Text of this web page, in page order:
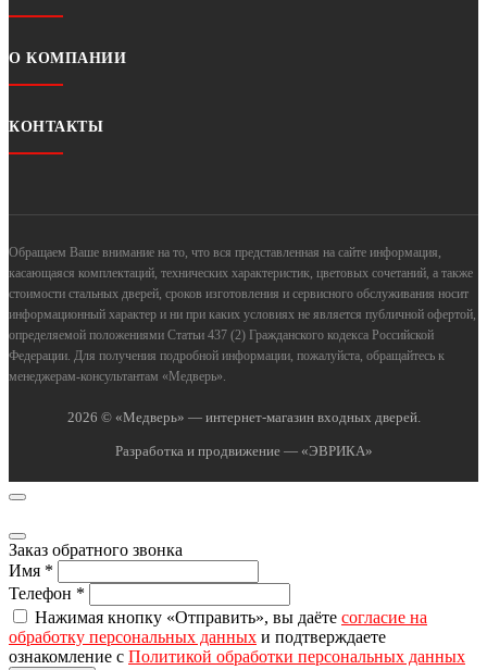
О КОМПАНИИ
КОНТАКТЫ
Обращаем Ваше внимание на то, что вся представленная на сайте информация,
касающаяся комплектаций, технических характеристик, цветовых сочетаний, а также
стоимости стальных дверей, сроков изготовления и сервисного обслуживания носит
информационный характер и ни при каких условиях не является публичной офертой,
определяемой положениями Статьи 437 (2) Гражданского кодекса Российской
Федерации. Для получения подробной информации, пожалуйста, обращайтесь к
менеджерам-консультантам «Медверь».
2026 © «Медверь» — интернет-магазин входных дверей.
Разработка и продвижение — «ЭВРИКА»
Заказ обратного звонка
Имя *
Телефон *
Нажимая кнопку «Отправить», вы даёте согласие на
обработку персональных данных и подтверждаете
ознакомление с Политикой обработки персональных данных